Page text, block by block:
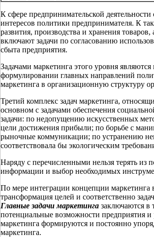
К сфере предпринимательской
интересов политики предпринимателя. К
развития, производства и хранения
включают задачи по согласованию
сбыта предприятия.
Задачами маркетинга этого уровня
формулировании главных направлений
маркетинга в организационную структуру
Третий комплекс задач маркетинга,
основном с задачами обеспечения
задачи: по недопущению искусственных
цели достижения прибыли; по борьбе с
рыночные коммуникации; по устранению
соответствовала бы экологическим
Наряду с перечисленными нельзя терять из
информации и выбор необходимых
По мере интеграции концепции маркетинга
трансформация целей и соответственно задач
Главные задачи маркетинга заключаются в
потенциальные возможности предприятия
маркетинга формируются и постоянно
маркетинга.